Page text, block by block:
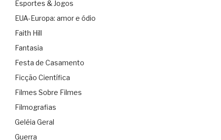
Esportes & Jogos
EUA-Europa: amor e ódio
Faith Hill
Fantasia
Festa de Casamento
Ficção Científica
Filmes Sobre Filmes
Filmografias
Geléia Geral
Guerra